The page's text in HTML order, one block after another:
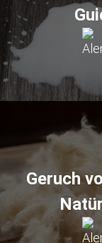
Geruch